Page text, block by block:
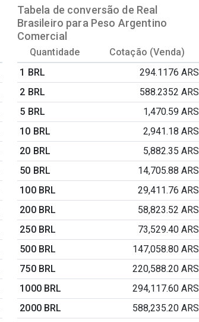
Tabela de conversão de Real
Brasileiro para Peso Argentino
Comercial
Quantidade
Cotação (Venda)
1 BRL
294.1176 ARS
2 BRL
588.2352 ARS
5 BRL
1,470.59 ARS
10 BRL
2,941.18 ARS
20 BRL
5,882.35 ARS
50 BRL
14,705.88 ARS
100 BRL
29,411.76 ARS
200 BRL
58,823.52 ARS
250 BRL
73,529.40 ARS
500 BRL
147,058.80 ARS
750 BRL
220,588.20 ARS
1000 BRL
294,117.60 ARS
2000 BRL
588,235.20 ARS